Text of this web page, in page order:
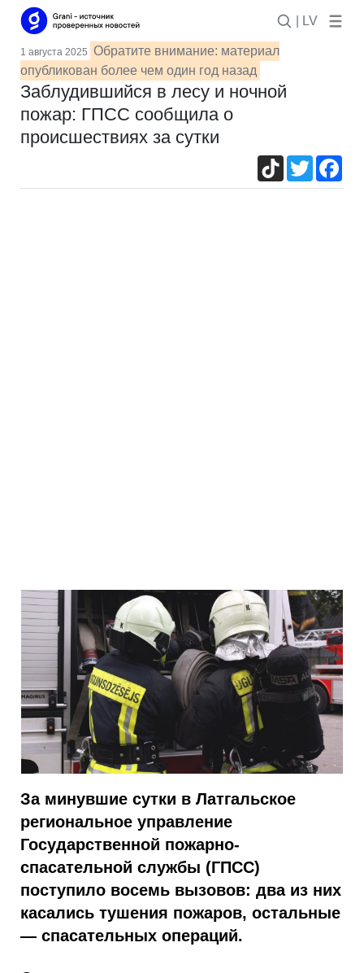
| LV
1 августа 2025 Обратите внимание: материал
опубликован более чем один год назад
Заблудившийся в лесу и ночной
пожар: ГПСС сообщила о
происшествиях за сутки
TikTokTwitter
За минувшие сутки в Латгальское
региональное управление
Государственной пожарно-
спасательной службы (ГПСС)
поступило восемь вызовов: два из них
касались тушения пожаров, остальные
— спасательных операций.